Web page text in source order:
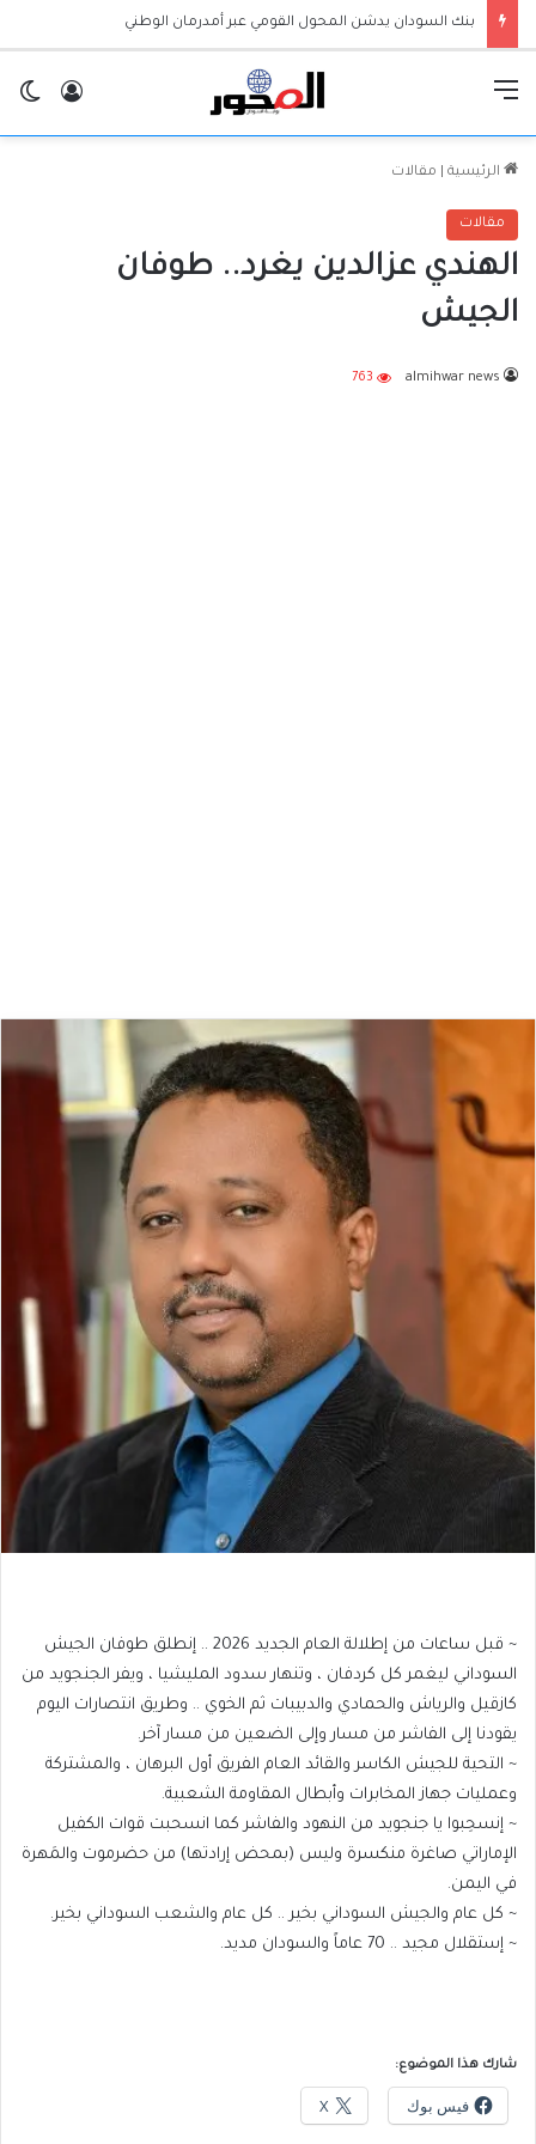
بنك السودان يدشن المحول القومي عبر أمدرمان الوطني
الرئيسية مقالات
مقالات
الهندي عزالدين يغرد.. طوفان
الجيش
almihwar news
763
‏~ قبل ساعات من إطلالة العام الجديد 2026 .. إنطلق طوفان الجيش
السوداني ليغمر كل كردفان ، وتنهار سدود المليشيا ، ويفر الجنجويد من
كازقيل والرياش والحمادي والدبيبات ثم الخوي .. وطريق انتصارات اليوم
يقودنا إلى الفاشر من مسار وإلى الضعين من مسار آخر.
~ التحية للجيش الكاسر والقائد العام الفريق أول البرهان ، والمشتركة
وعمليات جهاز المخابرات وأبطال المقاومة الشعبية.
~ إنسحِبوا يا جنجويد من النهود والفاشر كما انسحبت قوات الكفيل
الإماراتي صاغرة منكسرة وليس (بمحض إرادتها) من حضرموت والمَهرة
في اليمن.
~ كل عام والجيش السوداني بخير .. كل عام والشعب السوداني بخير.
~ إستقلال مجيد .. 70 عاماً والسودان مديد.
شارك هذا الموضوع:
فيس بوك X